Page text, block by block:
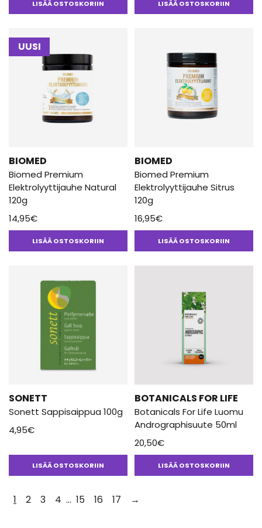
LISÄÄ OSTOSKORIIN LISÄÄ OSTOSKORIIN
UUSI
BIOMED
Biomed Premium
Elektrolyyttijauhe Natural
120g
14,95€
LISÄÄ OSTOSKORIIN
BIOMED
Biomed Premium
Elektrolyyttijauhe Sitrus
120g
16,95€
LISÄÄ OSTOSKORIIN
SONETT
Sonett Sappisaippua 100g
4,95€
LISÄÄ OSTOSKORIIN
BOTANICALS FOR LIFE
Botanicals For Life Luomu
Andrographisuute 50ml
20,50€
LISÄÄ OSTOSKORIIN
1 2 3 4 … 15 16 17 →